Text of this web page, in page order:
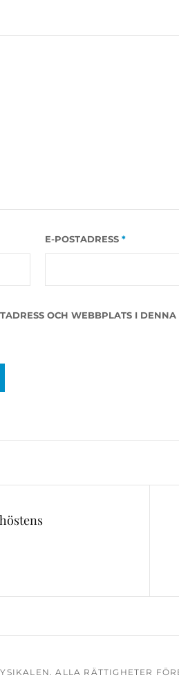
E-POSTADRESS*
OCH WEBBPLATS I
. ALLA RÄTTIGHETER